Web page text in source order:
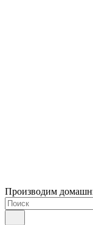
Производим